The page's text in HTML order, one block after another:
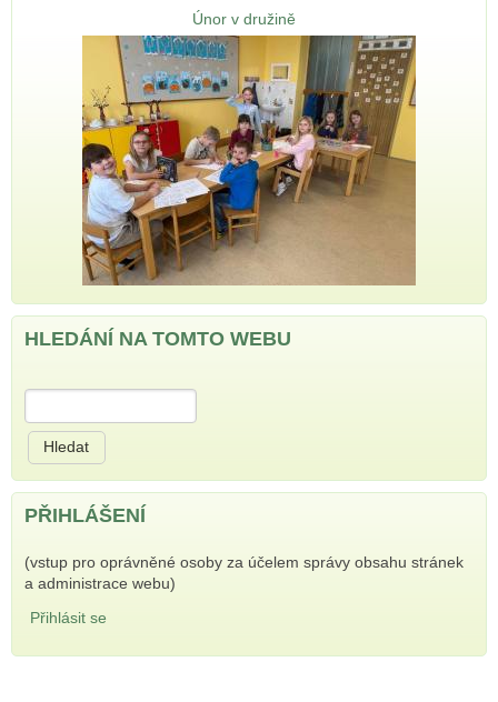
Únor v družině
HLEDÁNÍ NA TOMTO WEBU
Hledat
PŘIHLÁŠENÍ
(vstup pro oprávněné osoby za účelem správy obsahu stránek
a administrace webu)
Přihlásit se